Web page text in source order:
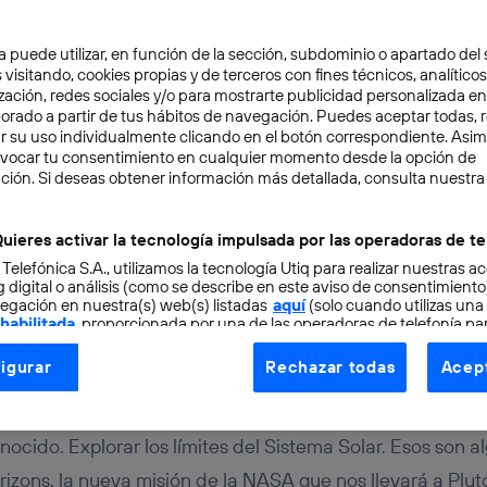
3 min
la misión que
rostro de Plutón
Explorar los límites del Sistema Solar. Esos son
la nueva misión de la NASA que nos llevará a
puede utilizar, en función de la sección, subdominio o apartado del
visitando, cookies propias y de terceros con fines técnicos,
redes sociales y/o para mostrarte publicidad personalizada
a partir de tus hábitos de navegación. Puedes aceptar todas,
su uso individualmente clicando en el botón correspondiente.
tu consentimiento en cualquier momento desde la opción de
Si deseas obtener información más detallada, consulta nuestra
activar la tecnología impulsada por las operadoras de
S.A., utilizamos la tecnología Utiq para realizar nuestras
digital o análisis (como se describe en este aviso de
en nuestra(s) web(s) listadas aquí(solo cuando utilizas una
, proporcionada por una de las operadoras de telefonía
consentimiento en cada página web).
Utiq está diseñada con la privacidad como prioridad
tu dirección IP y otra información de la cuenta de cliente de
a la conexión que utilizas (p. ej., número de teléfono móvil).
Rechazar todas